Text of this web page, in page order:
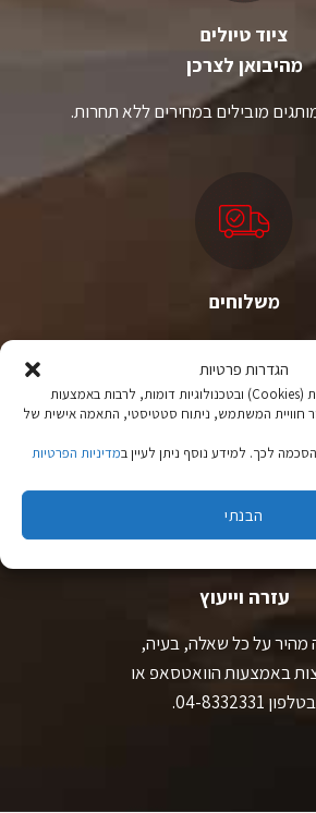
הגדרות פרטיות
באתר זה נעשה שימוש בעוגיות (Cookies) ובטכנולוגיות דומות, לרבות באמצעות
חוויית המשתמש, ניתוח סטטיסטי, התאמה אישית של
לכך. למידע נוסף ניתן לעיין במדיניות הפרטיות
הבנתי
ציוד טיולים
מהיבואן לצרכן
מובילים במחירים ללא תחרות.
משלוחים
לכל רחבי הארץ
שליחים עד בית הלקוח.
חינם מעל 400 ₪
עזרה וייעוץ
מהיר על כל שאלה, בעיה,
באמצעות הוואטסאפ או
בטלפון 04-8332331.